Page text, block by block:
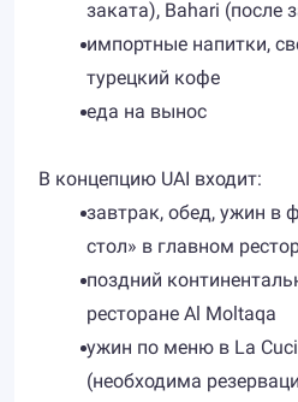
заката), Bahari (после
импортные напитки,
турецкий кофе
еда на вынос
В концепцию UAI входит:
завтрак, обед, ужин в
стол» в главном
поздний
ресторане Al Moltaqa
ужин по меню в La
(необходима